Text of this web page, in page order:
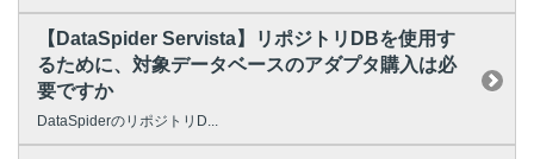
【DataSpider Servista】リポジトリDBを使用す
るために、対象データベースのアダプタ購入は必
要ですか
DataSpiderのリポジトリD...